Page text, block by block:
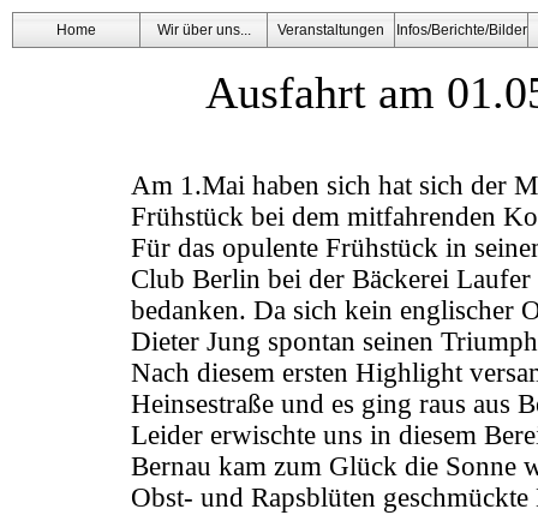
Home Wir über uns... Veranstaltungen Infos/Berichte/Bilder
Ausfahrt am
Am 1.Mai haben sich hat sich der
Frühstück bei dem mitfahrenden
Für das opulente Frühstück in
Club Berlin bei der Bäckerei
bedanken. Da sich kein englischer
Dieter Jung spontan seinen
Nach diesem ersten Highlight
Heinsestraße und es ging raus aus
Leider erwischte uns in diesem
Bernau kam zum Glück die Sonne
Obst- und Rapsblüten